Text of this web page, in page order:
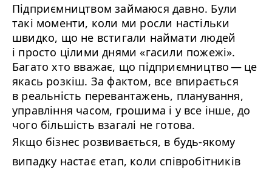
Підприємництвом займаюся давно. Були
такі моменти, коли ми росли настільки
швидко, що не встигали наймати людей
і просто цілими днями «гасили пожежі».
Багато хто вважає, що підприємництво — це
якась розкіш. За фактом, все впирається
в реальність перевантажень, планування,
управління часом, грошима і у все інше, до
чого більшість взагалі не готова.
Якщо бізнес розвивається, в будь-якому
випадку настає етап, коли співробітників